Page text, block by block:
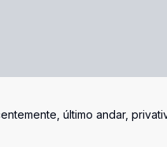
último andar,